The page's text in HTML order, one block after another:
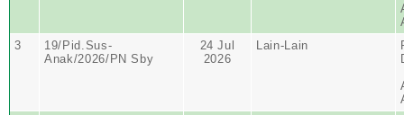
3
19/Pid.Sus-
Anak/2026/PN Sby
24 Jul
2026
Lain-Lain